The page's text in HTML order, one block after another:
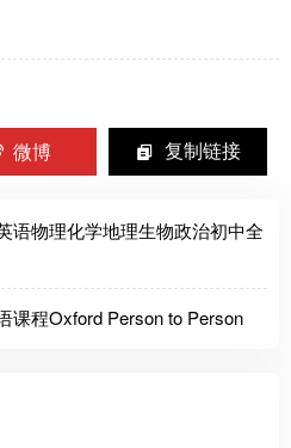
微博 复制链接
语物理化学地理生物政治初中全
课程Oxford Person to Person